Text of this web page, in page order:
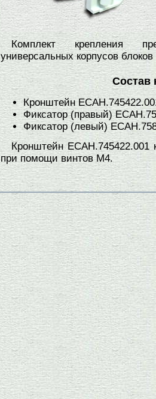
Комплект крепления
универсальных корпусов
Состав
Кронштейн
Фиксатор (правый)
Фиксатор (левый)
Кронштейн ЕСАН.745422.001
при помощи винтов М4.